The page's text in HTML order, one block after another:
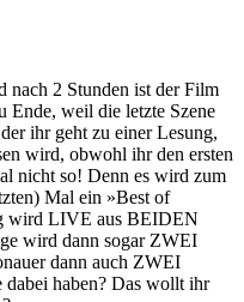
nach 2 Stunden ist der Film
Ende, weil die letzte Szene
ihr geht zu einer Lesung,
wird, obwohl ihr den ersten
nicht so! Denn es wird zum
Mal ein »Best of
wird LIVE aus BEIDEN
wird dann sogar ZWEI
dann auch ZWEI
haben? Das wollt ihr